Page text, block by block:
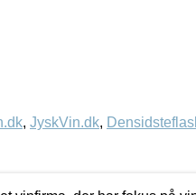
, JyskVin.dk,